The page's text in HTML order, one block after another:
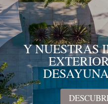
Y NUESTRAS